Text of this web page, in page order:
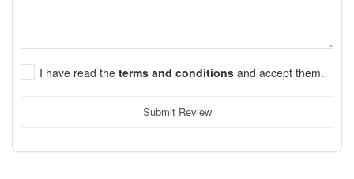
I have read the terms and conditions and accept them.
Submit Review